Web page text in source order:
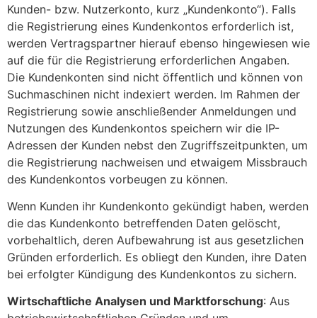
Kunden- bzw. Nutzerkonto, kurz „Kundenkonto“). Falls
die Registrierung eines Kundenkontos erforderlich ist,
werden Vertragspartner hierauf ebenso hingewiesen wie
auf die für die Registrierung erforderlichen Angaben.
Die Kundenkonten sind nicht öffentlich und können von
Suchmaschinen nicht indexiert werden. Im Rahmen der
Registrierung sowie anschließender Anmeldungen und
Nutzungen des Kundenkontos speichern wir die IP-
Adressen der Kunden nebst den Zugriffszeitpunkten, um
die Registrierung nachweisen und etwaigem Missbrauch
des Kundenkontos vorbeugen zu können.
Wenn Kunden ihr Kundenkonto gekündigt haben, werden
die das Kundenkonto betreffenden Daten gelöscht,
vorbehaltlich, deren Aufbewahrung ist aus gesetzlichen
Gründen erforderlich. Es obliegt den Kunden, ihre Daten
bei erfolgter Kündigung des Kundenkontos zu sichern.
Wirtschaftliche Analysen und Marktforschung: Aus